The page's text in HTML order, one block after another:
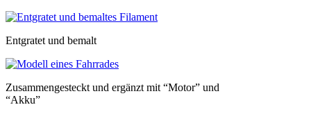
Entgratet und bemalt
Zusammengesteckt und ergänzt mit “Motor” und
“Akku”